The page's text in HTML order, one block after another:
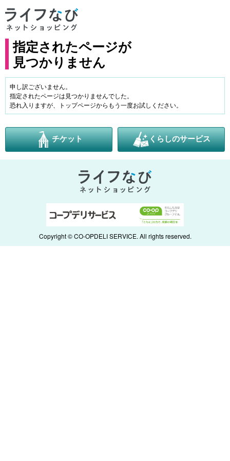
指定されたページが
見つかりません
申し訳ございません。
指定されたページは見つかりませんでした。
恐れ入りますが、トップページからもう一度お試しください。
チケット くらしのサービス
Copyright © CO-OPDELI SERVICE. All rights reserved.